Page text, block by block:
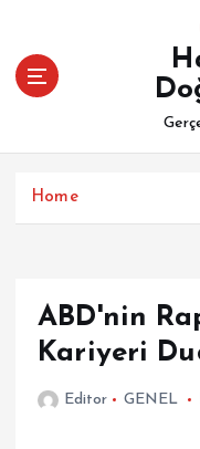
Home
ABD'nin
Kariyeri
Editor GENEL